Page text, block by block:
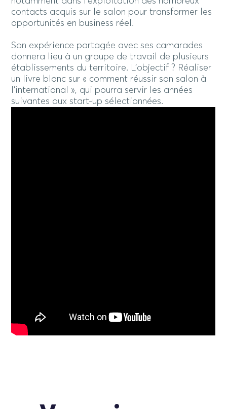
contacts acquis sur le salon pour transformer les
opportunités en business réel.
Son expérience partagée avec ses camarades
donnera lieu à un groupe de travail de plusieurs
établissements du territoire. L’objectif ? Réaliser
un livre blanc sur « comment réussir son salon à
l’international », qui pourra servir les années
suivantes aux start-up sélectionnées.